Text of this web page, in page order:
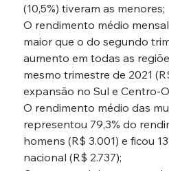
(10,5%) tiveram as menores;
O rendimento médio mensal
maior que o do segundo
aumento em todas as
mesmo trimestre de 2021
expansão no Sul e Centro-
O rendimento médio das
representou 79,3% do
homens (R$ 3.001) e ficou
nacional (R$ 2.737);